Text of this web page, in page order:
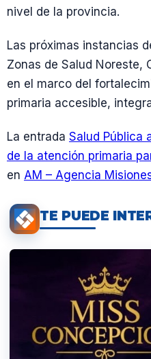
nivel de la provincia.
Las próximas instancias
Zonas de Salud Noreste,
en el marco del
primaria accesible,
La entrada Salud Pública
de la atención primaria
en AM – Agencia
TE PUEDE